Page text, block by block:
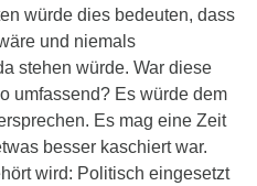
würde dies bedeuten, dass
und niemals
stehen würde. War diese
umfassend? Es würde dem
Es mag eine Zeit
besser kaschiert war.
wird: Politisch eingesetzt